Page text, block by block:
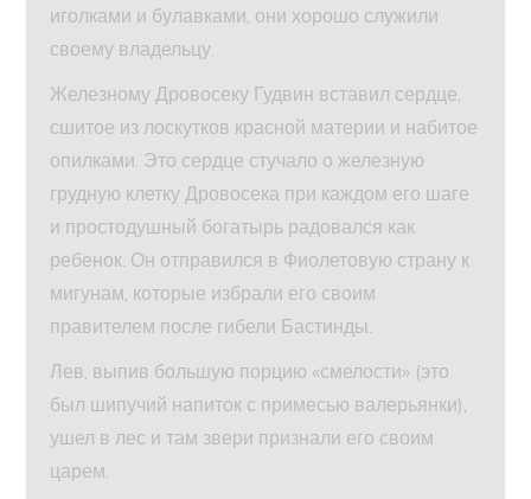
иголками и булавками, они хорошо служили
своему владельцу.
Железному Дровосеку Гудвин вставил сердце,
сшитое из лоскутков красной материи и набитое
опилками. Это сердце стучало о железную
грудную клетку Дровосека при каждом его шаге
и простодушный богатырь радовался как
ребенок. Он отправился в Фиолетовую страну к
мигунам, которые избрали его своим
правителем после гибели Бастинды.
Лев, выпив большую порцию «смелости» (это
был шипучий напиток с примесью валерьянки),
ушел в лес и там звери признали его своим
царем.